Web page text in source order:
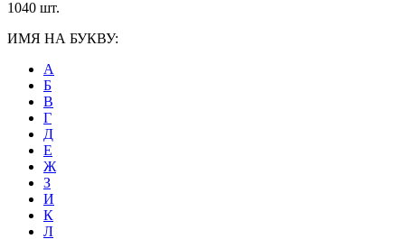
1040 шт.
ИМЯ НА БУКВУ:
А
Б
В
Г
Д
Е
Ж
З
И
К
Л